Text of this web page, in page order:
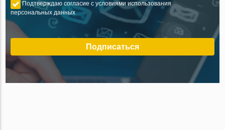
Подтверждаю согласие с условиями использования
персональных данных
Подписаться